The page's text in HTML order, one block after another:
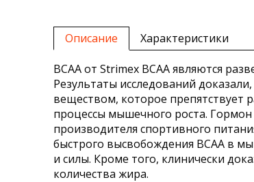
Описание
BCAA от Strimex BCAA являются
Результаты исследований
веществом, которое препятствует
процессы мышечного роста. Гормон
производителя спортивного
быстрого высвобождения BCAA в
и силы. Кроме того, клинически
количества жира.
Характеристики